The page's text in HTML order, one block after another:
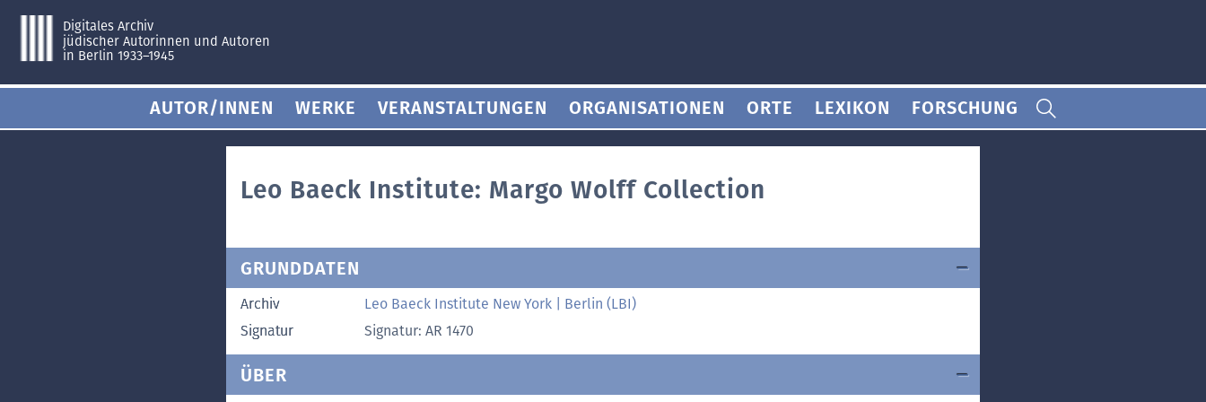
Digitales Archiv
jüdischer Autorinnen und Autoren
in Berlin 1933–1945
AUTOR/INNEN WERKE VERANSTALTUNGEN ORGANISATIONEN ORTE LEXIKON FORSCHUNG
Leo Baeck Institute: Margo Wolff Collection
GRUNDDATEN
Archiv
Leo Baeck Institute New York | Berlin (LBI)
Signatur
Signatur: AR 1470
ÜBER